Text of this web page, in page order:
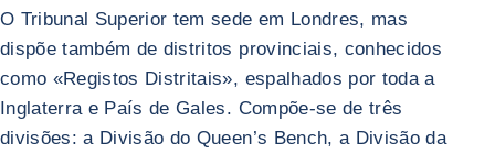
O Tribunal Superior tem sede em Londres, mas
dispõe também de distritos provinciais, conhecidos
como «Registos Distritais», espalhados por toda a
Inglaterra e País de Gales. Compõe-se de três
divisões: a Divisão do Queen’s Bench, a Divisão da